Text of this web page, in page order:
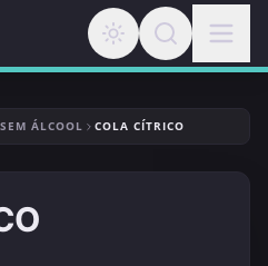
SEM ÁLCOOL COLA CÍTRICO